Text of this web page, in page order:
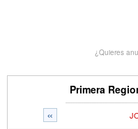
¿Quieres
Primera
«